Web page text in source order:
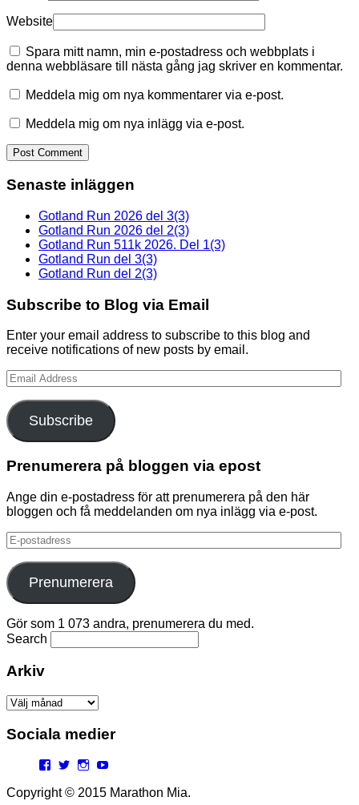
Website
Spara mitt namn, min e-postadress och webbplats i
denna webbläsare till nästa gång jag skriver en kommentar.
Meddela mig om nya kommentarer via e-post.
Meddela mig om nya inlägg via e-post.
Senaste inläggen
Gotland Run 2026 del 3(3)
Gotland Run 2026 del 2(3)
Gotland Run 511k 2026. Del 1(3)
Gotland Run del 3(3)
Gotland Run del 2(3)
Subscribe to Blog via Email
Enter your email address to subscribe to this blog and
receive notifications of new posts by email.
Email
Address
Subscribe
Prenumerera på bloggen via epost
Ange din e-postadress för att prenumerera på den här
bloggen och få meddelanden om nya inlägg via e-post.
E-
postadress
Prenumerera
Gör som 1 073 andra, prenumerera du med.
Search
Arkiv
Arkiv
Sociala medier
Facebook
TwitterInstagram
Copyright © 2015 Marathon Mia.